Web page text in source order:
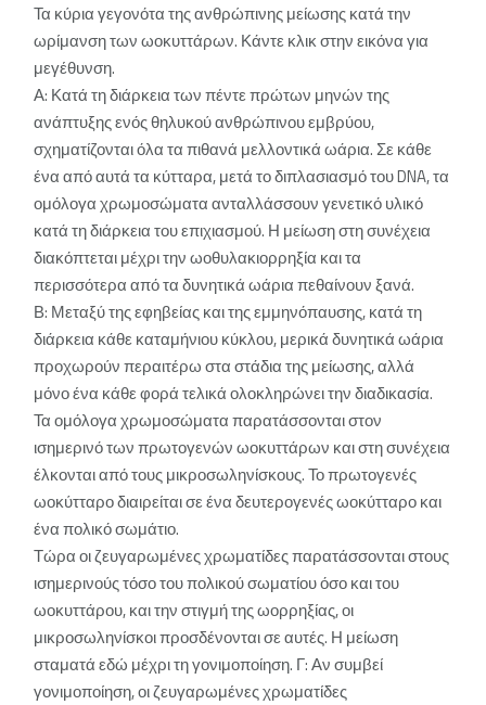
Τα κύρια γεγονότα της ανθρώπινης μείωσης κατά την
ωρίμανση των ωοκυττάρων. Κάντε κλικ στην εικόνα για
μεγέθυνση.
Α: Κατά τη διάρκεια των πέντε πρώτων μηνών της
ανάπτυξης ενός θηλυκού ανθρώπινου εμβρύου,
σχηματίζονται όλα τα πιθανά μελλοντικά ωάρια. Σε κάθε
ένα από αυτά τα κύτταρα, μετά το διπλασιασμό του DNA, τα
ομόλογα χρωμοσώματα ανταλλάσσουν γενετικό υλικό
κατά τη διάρκεια του επιχιασμού. Η μείωση στη συνέχεια
διακόπτεται μέχρι την ωοθυλακιορρηξία και τα
περισσότερα από τα δυνητικά ωάρια πεθαίνουν ξανά.
Β: Μεταξύ της εφηβείας και της εμμηνόπαυσης, κατά τη
διάρκεια κάθε καταμήνιου κύκλου, μερικά δυνητικά ωάρια
προχωρούν περαιτέρω στα στάδια της μείωσης, αλλά
μόνο ένα κάθε φορά τελικά ολοκληρώνει την διαδικασία.
Τα ομόλογα χρωμοσώματα παρατάσσονται στον
ισημερινό των πρωτογενών ωοκυττάρων και στη συνέχεια
έλκονται από τους μικροσωληνίσκους. Το πρωτογενές
ωοκύτταρο διαιρείται σε ένα δευτερογενές ωοκύτταρο και
ένα πολικό σωμάτιο.
Τώρα οι ζευγαρωμένες χρωματίδες παρατάσσονται στους
ισημερινούς τόσο του πολικού σωματίου όσο και του
ωοκυττάρου, και την στιγμή της ωορρηξίας, οι
μικροσωληνίσκοι προσδένονται σε αυτές. Η μείωση
σταματά εδώ μέχρι τη γονιμοποίηση. Γ: Αν συμβεί
γονιμοποίηση, οι ζευγαρωμένες χρωματίδες